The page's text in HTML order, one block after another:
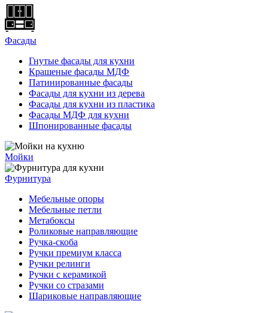
Фасады
Гнутые фасады для кухни
Крашеные фасады МДФ
Патинированные фасады
Фасады для кухни из дерева
Фасады для кухни из пластика
Фасады МДФ для кухни
Шпонированные фасады
Мойки
Фурнитура
Мебельные опоры
Мебельные петли
Метабоксы
Роликовые направляющие
Ручка-скоба
Ручки премиум класса
Ручки релинги
Ручки с керамикой
Ручки со стразами
Шариковые направляющие